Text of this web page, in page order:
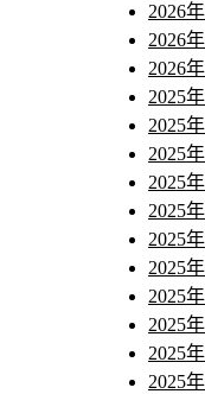
2026
2026
2026
2025
2025
2025
2025
2025
2025
2025
2025
2025
2025
2025